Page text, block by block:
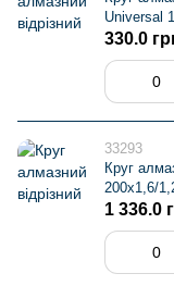
Universal
330.0
33293
Круг
200x1,6/
1 336.0